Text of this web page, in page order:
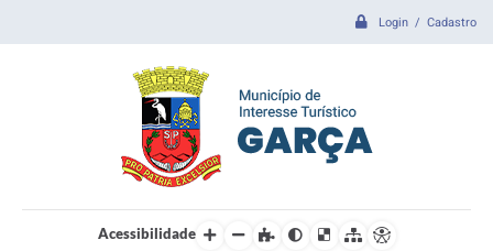
Login / Cadastro
Acessibilidade